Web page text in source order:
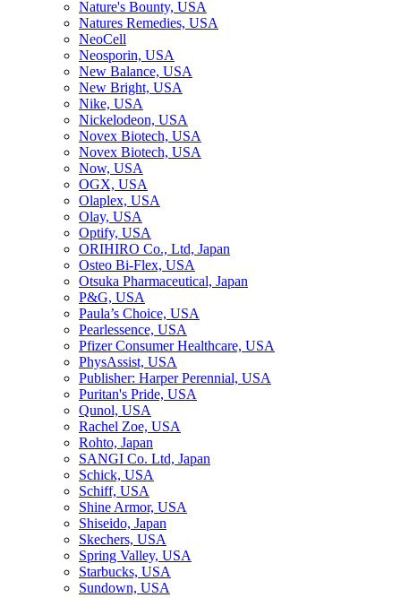
Nature's Bounty, USA
Natures Remedies, USA
NeoCell
Neosporin, USA
New Balance, USA
New Bright, USA
Nike, USA
Niсkelodeon, USA
Novex Biotech, USA
Novex Biotech, USA
Now, USA
OGX, USA
Olaplex, USA
Olay, USA
Optify, USA
ORIHIRO Co., Ltd, Japan
Osteo Bi-Flex, USA
Otsuka Pharmaceutical, Japan
P&G, USA
Paula’s Choice, USA
Pearlessence, USA
Pfizer Consumer Healthcare, USA
PhysAssist, USA
Publisher: Harper Perennial, USA
Puritan's Pride, USA
Qunol, USA
Rachel Zoe, USA
Rohto, Japan
SANGI Co. Ltd, Japan
Schick, USA
Schiff, USA
Shine Armor, USA
Shiseido, Japan
Skechers, USA
Spring Valley, USA
Starbucks, USA
Sundown, USA